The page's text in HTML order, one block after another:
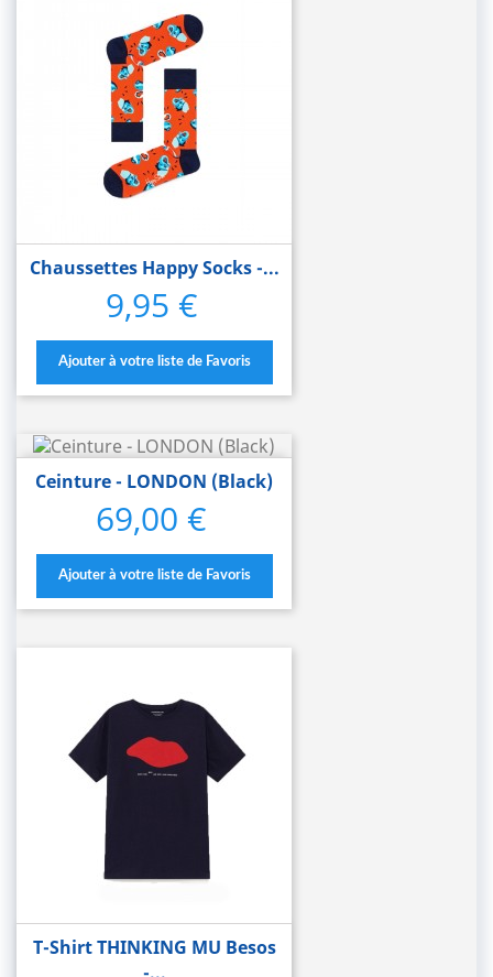
Chaussettes Happy Socks -...
Prix
9,95 €
Ajouter à votre liste de Favoris
Ceinture - LONDON (Black)
Prix
69,00 €
Ajouter à votre liste de Favoris
T-Shirt THINKING MU Besos